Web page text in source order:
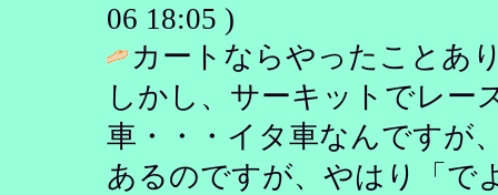
06 18:05 )
カートならやったことあ
しかし、サーキットでレー
車・・・イタ車なんですが
あるのですが、やはり「で